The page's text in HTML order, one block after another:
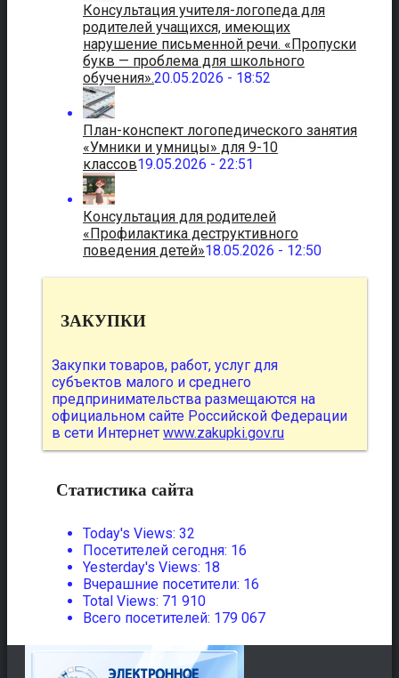
Консультация учителя-логопеда для
родителей учащихся, имеющих
нарушение письменной речи. «Пропуски
букв — проблема для школьного
обучения».20.05.2026 - 18:52
План-конспект логопедического занятия
«Умники и умницы» для 9-10
классов19.05.2026 - 22:51
Консультация для родителей
«Профилактика деструктивного
поведения детей»18.05.2026 - 12:50
ЗАКУПКИ
Закупки товаров, работ, услуг для
субъектов малого и среднего
предпринимательства размещаются на
официальном сайте Российской Федерации
в сети Интернет www.zakupki.gov.ru
Статистика сайта
Today's Views: 32
Посетителей сегодня: 16
Yesterday's Views: 18
Вчерашние посетители: 16
Total Views: 71 910
Всего посетителей: 179 067